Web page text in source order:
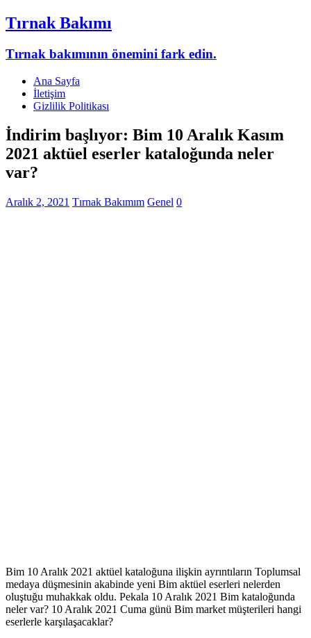
Tırnak Bakımı
Tırnak bakımının önemini fark edin.
Ana Sayfa
İletişim
Gizlilik Politikası
İndirim başlıyor: Bim 10 Aralık Kasım
2021 aktüel eserler kataloğunda neler
var?
Aralık 2, 2021 Tırnak Bakımım Genel 0
Bim 10 Aralık 2021 aktüel kataloğuna ilişkin ayrıntıların Toplumsal
medaya düşmesinin akabinde yeni Bim aktüel eserleri nelerden
oluştuğu muhakkak oldu. Pekala 10 Aralık 2021 Bim kataloğunda
neler var? 10 Aralık 2021 Cuma günü Bim market müşterileri hangi
eserlerle karşılaşacaklar?